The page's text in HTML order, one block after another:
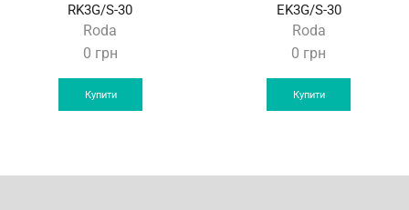
RK3G/S-30
Roda
0 грн
Купити
EK3G/S-30
Roda
0 грн
Купити